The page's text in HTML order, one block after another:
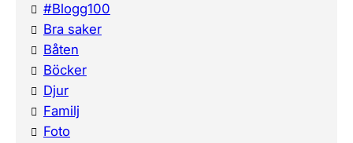
#Blogg100
Bra saker
Båten
Böcker
Djur
Familj
Foto